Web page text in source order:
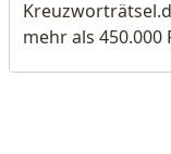
mehr als 450.000